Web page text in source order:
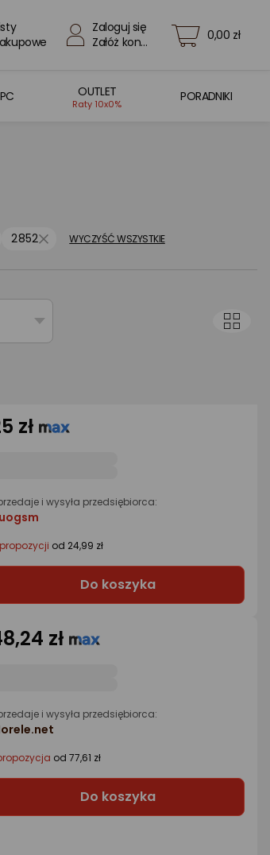
Zaloguj się
Załóż konto
0,00 zł
OUTLET
Raty 10x0%
PORADNIKI
2852 WYCZYŚĆ WSZYSTKIE
zł
i wysyła przedsiębiorca:
od 24,99 zł
Do koszyka
zł
i wysyła przedsiębiorca:
od 77,61 zł
Do koszyka